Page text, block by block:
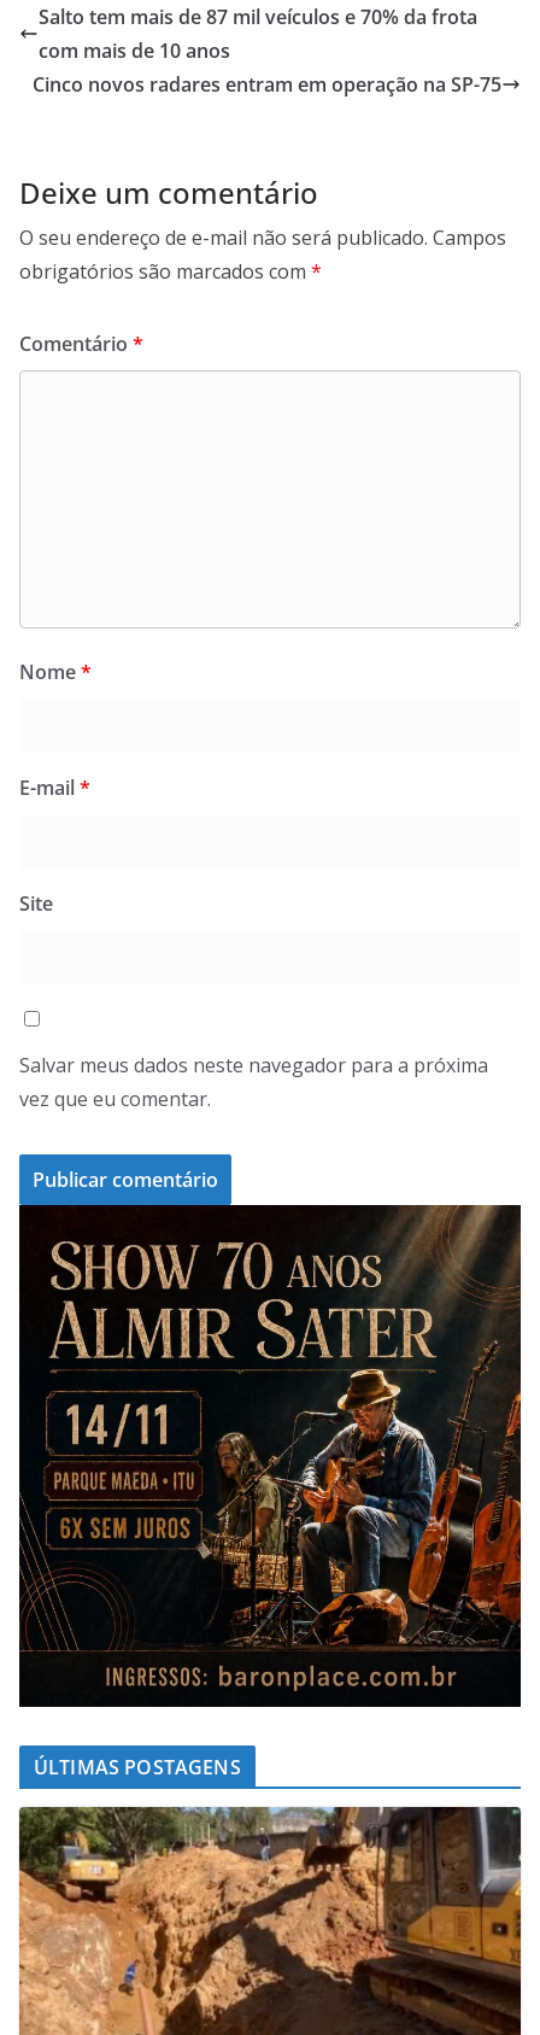
b
o
o
k
s
A
p
p
e
d
I
n
g
r
a
m
Salto tem mais de 87 mil veículos e 70% da frota
com mais de 10 anos
Cinco novos radares entram em operação na SP-75
Deixe um comentário
O seu endereço de e-mail não será publicado. Campos
obrigatórios são marcados com *
Comentário *
Nome*
E-mail*
Site
Salvar meus dados neste navegador para a próxima
vez que eu comentar.
ÚLTIMAS POSTAGENS